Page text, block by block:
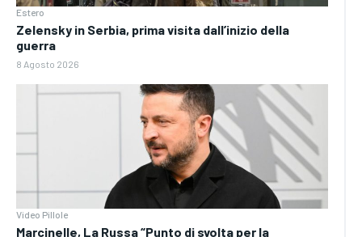
Estero
Zelensky in Serbia, prima visita dall’inizio della
guerra
8 Agosto 2026
Video Pillole
Marcinelle, La Russa “Punto di svolta per la